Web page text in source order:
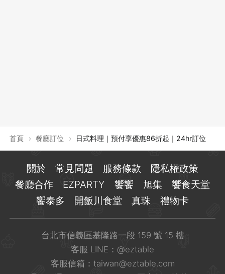
首頁 › 餐廳訂位 › 日式料理｜預付享優惠86折起｜24hr訂位
先不要 確認
關於 常見問題 服務條款
隱私權政策
餐廳合作
EZPARTY 饗饗 旭集
饗食天堂
饗泰多
開飯川食堂 真珠 禮物卡
台北市信義區基隆路一段 159 號 15 樓
客服 LINE： @eztable
客服信箱： taiwan@eztable.com